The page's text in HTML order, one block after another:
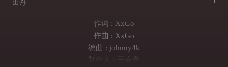
田丹
作词 : XxGo
作曲 : XxGo
编曲 : johnny4k
制作人 : 王会亮